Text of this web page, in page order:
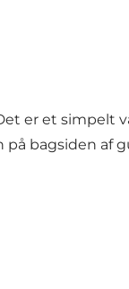
er et simpelt
bagsiden af